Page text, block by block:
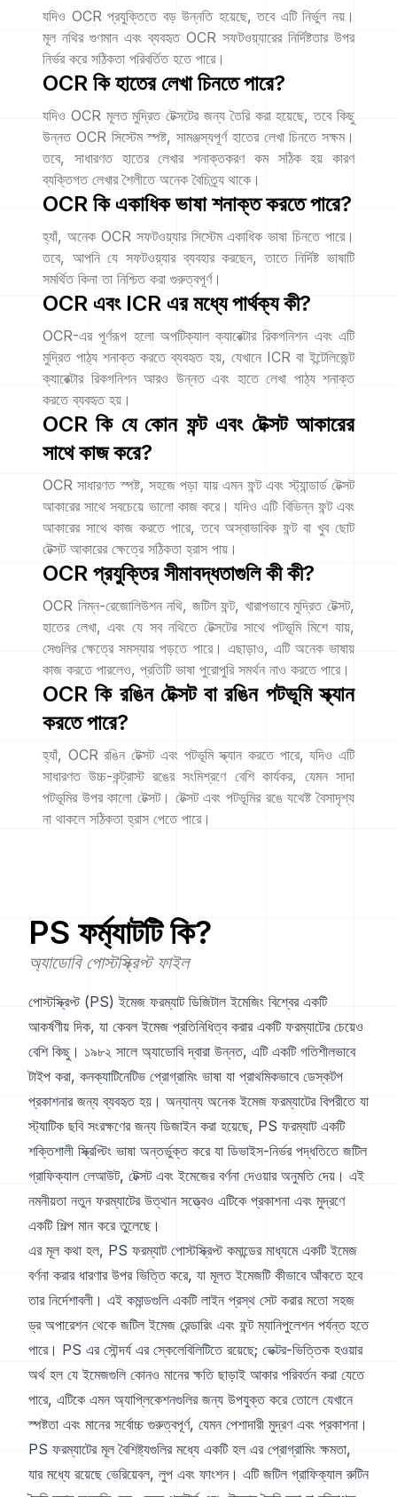
যদিও OCR প্রযুক্তিতে বড় উন্নতি হয়েছে, তবে এটি নির্ভুল নয়।
মূল নথির গুণমান এবং ব্যবহৃত OCR সফটওয়্যারের নির্দিষ্টতার উপর
নির্ভর করে সঠিকতা পরিবর্তিত হতে পারে।
OCR কি হাতের লেখা চিনতে পারে?
যদিও OCR মূলত মুদ্রিত টেক্সটের জন্য তৈরি করা হয়েছে, তবে কিছু
উন্নত OCR সিস্টেম স্পষ্ট, সামঞ্জস্যপূর্ণ হাতের লেখা চিনতে সক্ষম।
তবে, সাধারণত হাতের লেখার শনাক্তকরণ কম সঠিক হয় কারণ
ব্যক্তিগত লেখার শৈলীতে অনেক বৈচিত্র্য থাকে।
OCR কি একাধিক ভাষা শনাক্ত করতে পারে?
হ্যাঁ, অনেক OCR সফটওয়্যার সিস্টেম একাধিক ভাষা চিনতে পারে।
তবে, আপনি যে সফটওয়্যার ব্যবহার করছেন, তাতে নির্দিষ্ট ভাষাটি
সমর্থিত কিনা তা নিশ্চিত করা গুরুত্বপূর্ণ।
OCR এবং ICR এর মধ্যে পার্থক্য কী?
OCR-এর পূর্ণরূপ হলো অপটিক্যাল ক্যারেক্টার রিকগনিশন এবং এটি
মুদ্রিত পাঠ্য শনাক্ত করতে ব্যবহৃত হয়, যেখানে ICR বা ইন্টেলিজেন্ট
ক্যারেক্টার রিকগনিশন আরও উন্নত এবং হাতে লেখা পাঠ্য শনাক্ত
করতে ব্যবহৃত হয়।
OCR কি যে কোন ফন্ট এবং টেক্সট আকারের
সাথে কাজ করে?
OCR সাধারণত স্পষ্ট, সহজে পড়া যায় এমন ফন্ট এবং স্ট্যান্ডার্ড টেক্সট
আকারের সাথে সবচেয়ে ভালো কাজ করে। যদিও এটি বিভিন্ন ফন্ট এবং
আকারের সাথে কাজ করতে পারে, তবে অস্বাভাবিক ফন্ট বা খুব ছোট
টেক্সট আকারের ক্ষেত্রে সঠিকতা হ্রাস পায়।
OCR প্রযুক্তির সীমাবদ্ধতাগুলি কী কী?
OCR নিম্ন-রেজোলিউশন নথি, জটিল ফন্ট, খারাপভাবে মুদ্রিত টেক্সট,
হাতের লেখা, এবং যে সব নথিতে টেক্সটের সাথে পটভূমি মিশে যায়,
সেগুলির ক্ষেত্রে সমস্যায় পড়তে পারে। এছাড়াও, এটি অনেক ভাষায়
কাজ করতে পারলেও, প্রতিটি ভাষা পুরোপুরি সমর্থন নাও করতে পারে।
OCR কি রঙিন টেক্সট বা রঙিন পটভূমি স্ক্যান
করতে পারে?
হ্যাঁ, OCR রঙিন টেক্সট এবং পটভূমি স্ক্যান করতে পারে, যদিও এটি
সাধারণত উচ্চ-কন্ট্রাস্ট রঙের সংমিশ্রণে বেশি কার্যকর, যেমন সাদা
পটভূমির উপর কালো টেক্সট। টেক্সট এবং পটভূমির রঙে যথেষ্ট বৈসাদৃশ্য
না থাকলে সঠিকতা হ্রাস পেতে পারে।
PS ফর্ম্যাটটি কি?
অ্যাডোবি পোস্টস্ক্রিপ্ট ফাইল
পোস্টস্ক্রিপ্ট (PS) ইমেজ ফরম্যাট ডিজিটাল ইমেজিং বিশ্বের একটি
আকর্ষণীয় দিক, যা কেবল ইমেজ প্রতিনিধিত্ব করার একটি ফরম্যাটের চেয়েও
বেশি কিছু। ১৯৮২ সালে অ্যাডোবি দ্বারা উন্নত, এটি একটি গতিশীলভাবে
টাইপ করা, কনক্যাটিনেটিভ প্রোগ্রামিং ভাষা যা প্রাথমিকভাবে ডেস্কটপ
প্রকাশনার জন্য ব্যবহৃত হয়। অন্যান্য অনেক ইমেজ ফরম্যাটের বিপরীতে যা
স্ট্যাটিক ছবি সংরক্ষণের জন্য ডিজাইন করা হয়েছে, PS ফরম্যাট একটি
শক্তিশালী স্ক্রিপ্টিং ভাষা অন্তর্ভুক্ত করে যা ডিভাইস-নির্ভর পদ্ধতিতে জটিল
গ্রাফিক্যাল লেআউট, টেক্সট এবং ইমেজের বর্ণনা দেওয়ার অনুমতি দেয়। এই
নমনীয়তা নতুন ফরম্যাটের উত্থান সত্ত্বেও এটিকে প্রকাশনা এবং মুদ্রণে
একটি শিল্প মান করে তুলেছে।
এর মূল কথা হল, PS ফরম্যাট পোস্টস্ক্রিপ্ট কমান্ডের মাধ্যমে একটি ইমেজ
বর্ণনা করার ধারণার উপর ভিত্তি করে, যা মূলত ইমেজটি কীভাবে আঁকতে হবে
তার নির্দেশাবলী। এই কমান্ডগুলি একটি লাইন প্রস্থ সেট করার মতো সহজ
ড্র অপারেশন থেকে জটিল ইমেজ রেন্ডারিং এবং ফন্ট ম্যানিপুলেশন পর্যন্ত হতে
পারে। PS এর সৌন্দর্য এর স্কেলেবিলিটিতে রয়েছে; ভেক্টর-ভিত্তিক হওয়ার
অর্থ হল যে ইমেজগুলি কোনও মানের ক্ষতি ছাড়াই আকার পরিবর্তন করা যেতে
পারে, এটিকে এমন অ্যাপ্লিকেশনগুলির জন্য উপযুক্ত করে তোলে যেখানে
স্পষ্টতা এবং মানের সর্বোচ্চ গুরুত্বপূর্ণ, যেমন পেশাদারী মুদ্রণ এবং প্রকাশনা।
PS ফরম্যাটের মূল বৈশিষ্ট্যগুলির মধ্যে একটি হল এর প্রোগ্রামিং ক্ষমতা,
যার মধ্যে রয়েছে ভেরিয়েবল, লুপ এবং ফাংশন। এটি জটিল গ্রাফিক্যাল রুটিন